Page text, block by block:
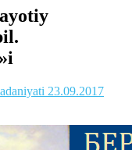
23.09.2017